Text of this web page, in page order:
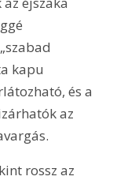
kapu
és a
az
rossz az